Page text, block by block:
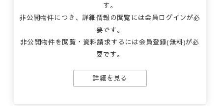
す。
非公開物件につき、詳細情報の閲覧には会員ログインが必
要です。
非公開物件を閲覧・資料請求するには会員登録(無料)が必
要です。
詳細を見る